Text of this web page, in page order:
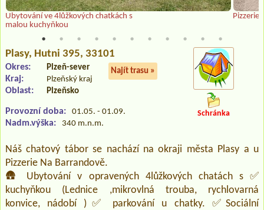
Ubytování ve 4lůžkových chatkách s
malou kuchyňkou
Pizzerie
Plasy, Hutni 395, 33101
Najít trasu »
Okres: Plzeň-sever
Kraj: Plzeňský kraj
Oblast: Plzeňsko
Provozní doba: 01.05. - 01.09.
Nadm.výška: 340 m.n.m.
Schránka
Náš chatový tábor se nachází na okraji města Plasy a u
Pizzerie Na Barrandově.
🛖 Ubytování v opravených 4lůžkových chatách s ✅
kuchyňkou (Lednice ,mikrovlná trouba, rychlovarná
konvice, nádobí )✅ parkování u chatky. ✅Sociální